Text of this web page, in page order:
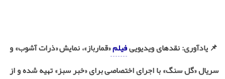
📌یادآوری: نقدهای ویدیوییفیلم«قمارباز»، نمایش «ذرات آشوب» و
سریال «گل سنگ» با اجرای اختصاصی برای «خبر سبز» تهیه شده و از